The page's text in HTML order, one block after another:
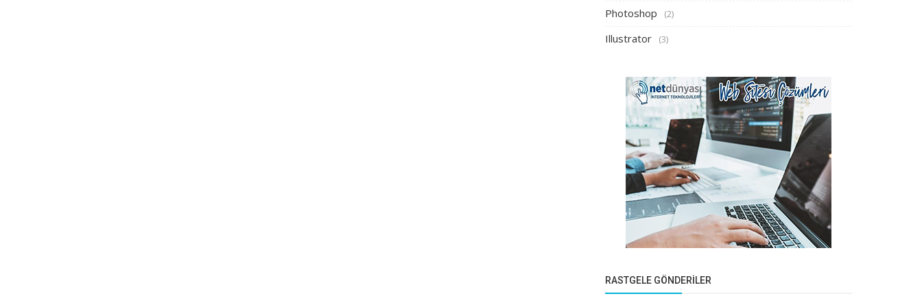
Photoshop (2)
Illustrator (3)
RASTGELE GÖNDERILER